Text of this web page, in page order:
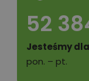
52
Jesteśmy
pon. – pt.